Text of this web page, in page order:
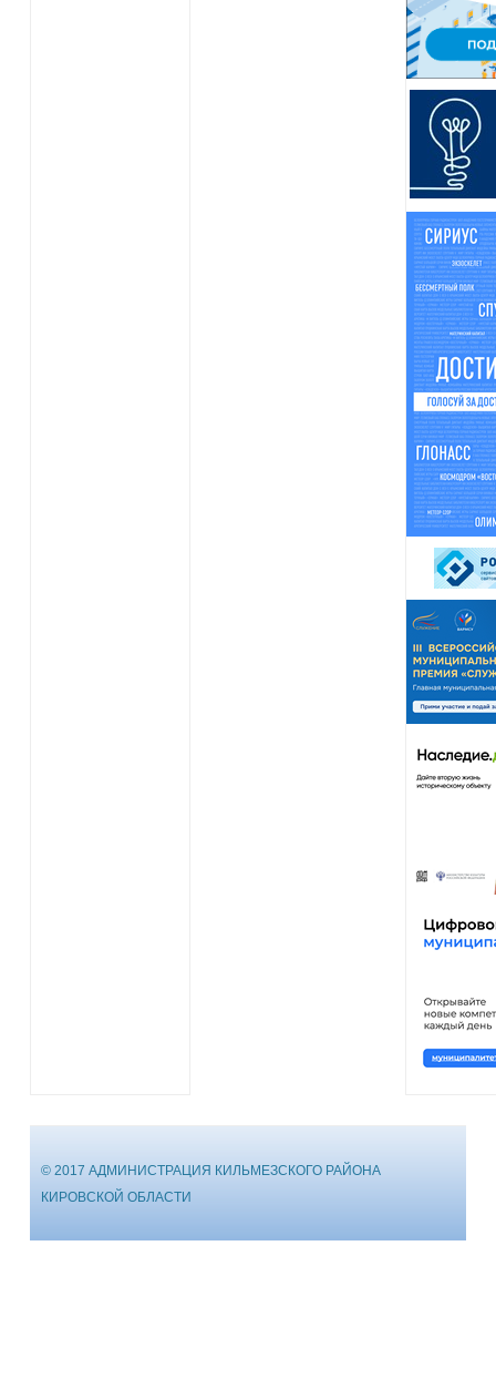
© 2017 АДМИНИСТРАЦИЯ КИЛЬМЕЗСКОГО РАЙОНА
КИРОВСКОЙ ОБЛАСТИ